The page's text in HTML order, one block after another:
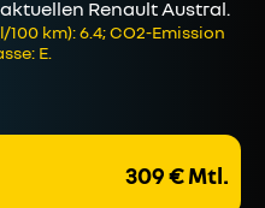
Renault Austral.
km): 6.4; CO2-Emission
E.
309 € Mtl.